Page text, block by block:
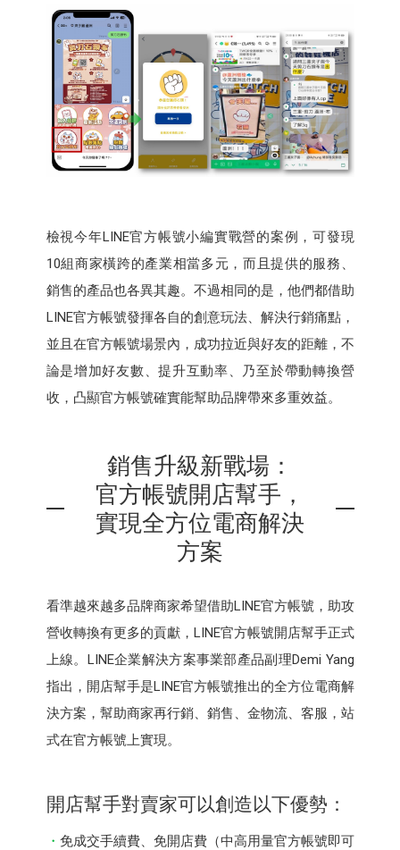
檢視今年LINE官方帳號小編實戰營的案例，可發現
10組商家橫跨的產業相當多元，而且提供的服務、
銷售的產品也各異其趣。不過相同的是，他們都借助
LINE官方帳號發揮各自的創意玩法、解決行銷痛點，
並且在官方帳號場景內，成功拉近與好友的距離，不
論是增加好友數、提升互動率、乃至於帶動轉換營
收，凸顯官方帳號確實能幫助品牌帶來多重效益。
銷售升級新戰場：
官方帳號開店幫手，
實現全方位電商解決
方案
看準越來越多品牌商家希望借助LINE官方帳號，助攻
營收轉換有更多的貢獻，LINE官⽅帳號開店幫⼿正式
上線。LINE企業解決⽅案事業部產品副理Demi Yang
指出，開店幫⼿是LINE官⽅帳號推出的全⽅位電商解
決⽅案，幫助商家再⾏銷、銷售、⾦物流、客服，站
式在官⽅帳號上實現。
開店幫⼿對賣家可以創造以下優勢：
免成交⼿續費、免開店費（中⾼⽤量官⽅帳號即可